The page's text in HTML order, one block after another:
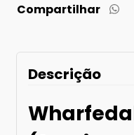
Compartilhar
Descrição